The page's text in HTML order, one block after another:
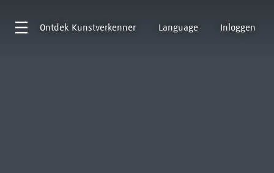
Ontdek Kunstverkenner Language Inloggen